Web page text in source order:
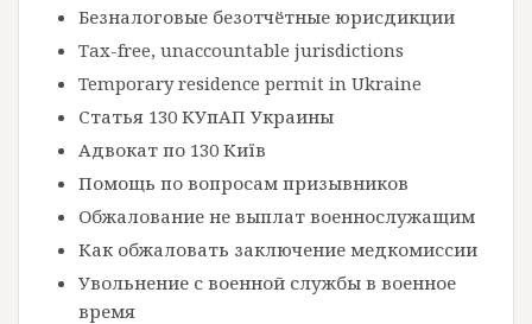
Безналоговые безотчётные юрисдикции
Tax-free, unaccountable jurisdictions
Temporary residence permit in Ukraine
Статья 130 КУпАП Украины
Адвокат по 130 Київ
Помощь по вопросам призывников
Обжалование не выплат военнослужащим
Как обжаловать заключение медкомиссии
Увольнение с военной службы в военное
время